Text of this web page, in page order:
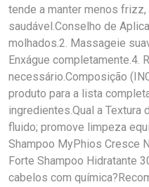
tende a manter menos
saudável.Conselho de
molhados.2. Massageie
Enxágue completamente.4.
necessário.Composição
produto para a lista
ingredientes.Qual a Textura
fluido; promove limpeza
Shampoo MyPhios Cresce
Forte Shampoo Hidratante
cabelos com